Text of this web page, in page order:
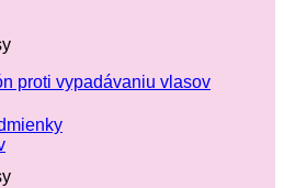
proti vypadávaniu vlasov